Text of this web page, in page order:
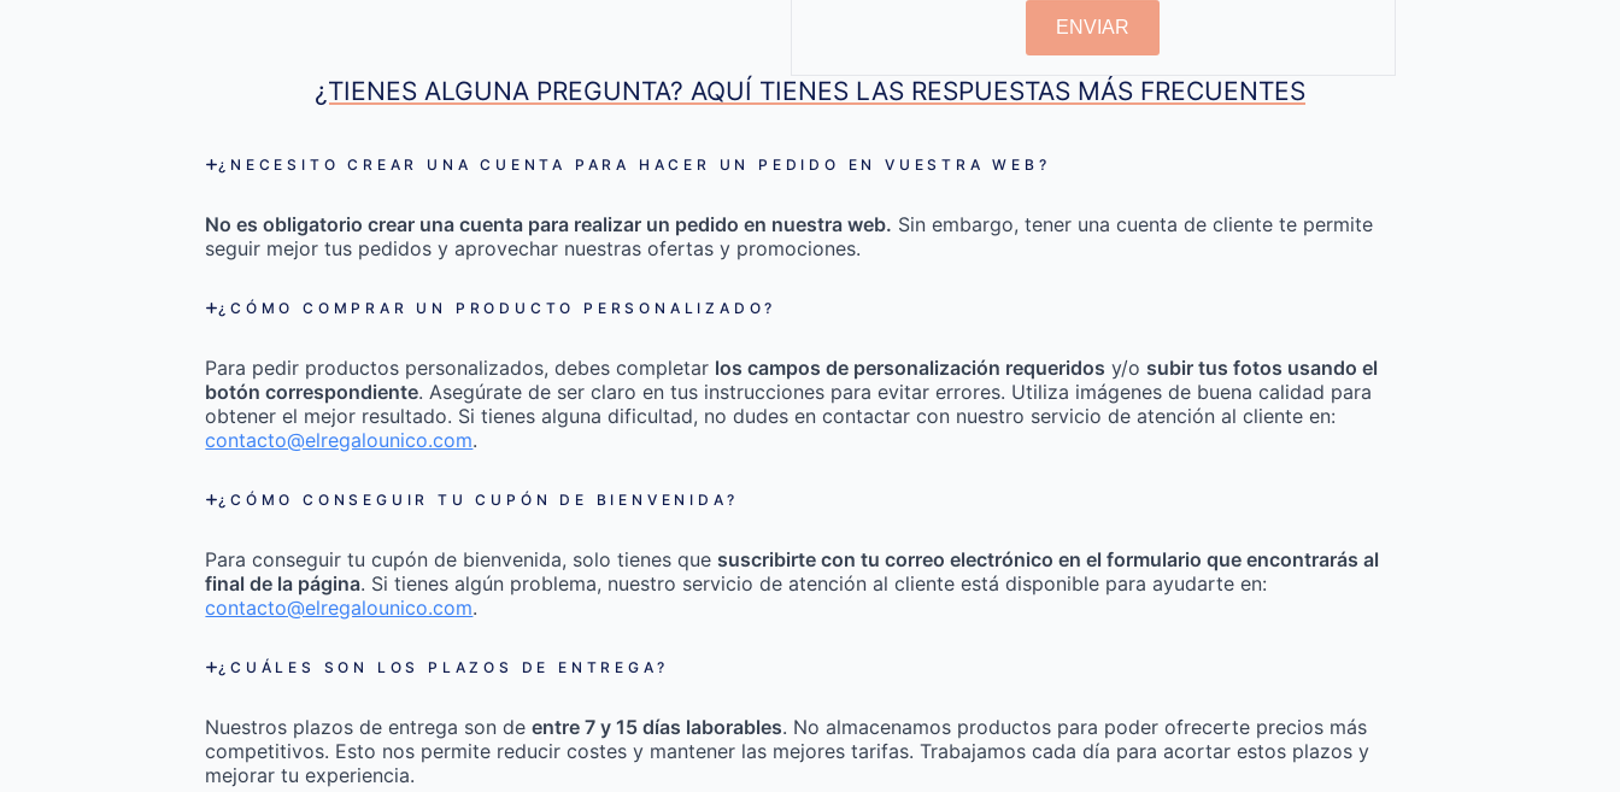
ENVIAR
¿TIENES ALGUNA PREGUNTA? AQUÍ TIENES LAS RESPUESTAS MÁS FRECUENTES
¿NECESITO CREAR UNA CUENTA PARA HACER UN PEDIDO EN VUESTRA WEB?
No es obligatorio crear una cuenta para realizar un pedido en nuestra web. Sin embargo, tener una cuenta de cliente te permite
seguir mejor tus pedidos y aprovechar nuestras ofertas y promociones.
¿CÓMO COMPRAR UN PRODUCTO PERSONALIZADO?
Para pedir productos personalizados, debes completar los campos de personalización requeridos y/o subir tus fotos usando el
botón correspondiente. Asegúrate de ser claro en tus instrucciones para evitar errores. Utiliza imágenes de buena calidad para
obtener el mejor resultado. Si tienes alguna dificultad, no dudes en contactar con nuestro servicio de atención al cliente en:
contacto@elregalounico.com.
¿CÓMO CONSEGUIR TU CUPÓN DE BIENVENIDA?
Para conseguir tu cupón de bienvenida, solo tienes que suscribirte con tu correo electrónico en el formulario que encontrarás al
final de la página. Si tienes algún problema, nuestro servicio de atención al cliente está disponible para ayudarte en:
contacto@elregalounico.com.
¿CUÁLES SON LOS PLAZOS DE ENTREGA?
Nuestros plazos de entrega son deentre 7 y 15 días laborables. No almacenamos productos para poder ofrecerte precios más
competitivos. Esto nos permite reducir costes y mantener las mejores tarifas. Trabajamos cada día para acortar estos plazos y
mejorar tu experiencia.